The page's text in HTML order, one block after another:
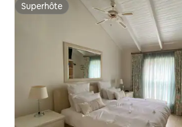
Superhôte
Superhôte